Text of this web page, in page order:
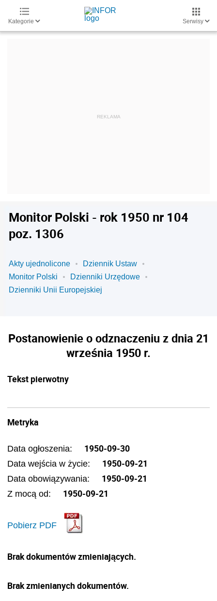
Kategorie Serwisy
Monitor Polski - rok 1950 nr 104
poz. 1306
Akty ujednolicone
Dziennik Ustaw
Monitor Polski
Dzienniki Urzędowe
Dzienniki Unii Europejskiej
Postanowienie o odznaczeniu z dnia 21
września 1950 r.
Tekst pierwotny
Metryka
Data ogłoszenia: 1950-09-30
Data wejścia w życie: 1950-09-21
Data obowiązywania: 1950-09-21
Z mocą od: 1950-09-21
Pobierz PDF
Brak dokumentów zmieniających.
Brak zmienianych dokumentów.